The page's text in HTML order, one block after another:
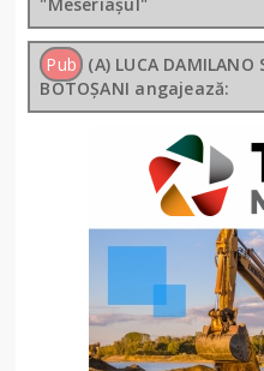
"Meseriașul"
Pub (A) LUCA DAMILANO
BOTOȘANI angajează: